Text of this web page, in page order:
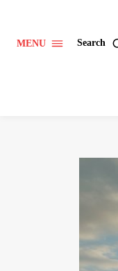
MENU Search